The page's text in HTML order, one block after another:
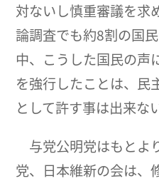
対ないし慎重審議を求
論調査でも約8割の国
中、こうした国民の声
を強行したことは、民
として許す事は出来な
与党公明党はもとよ
党、日本維新の会は、